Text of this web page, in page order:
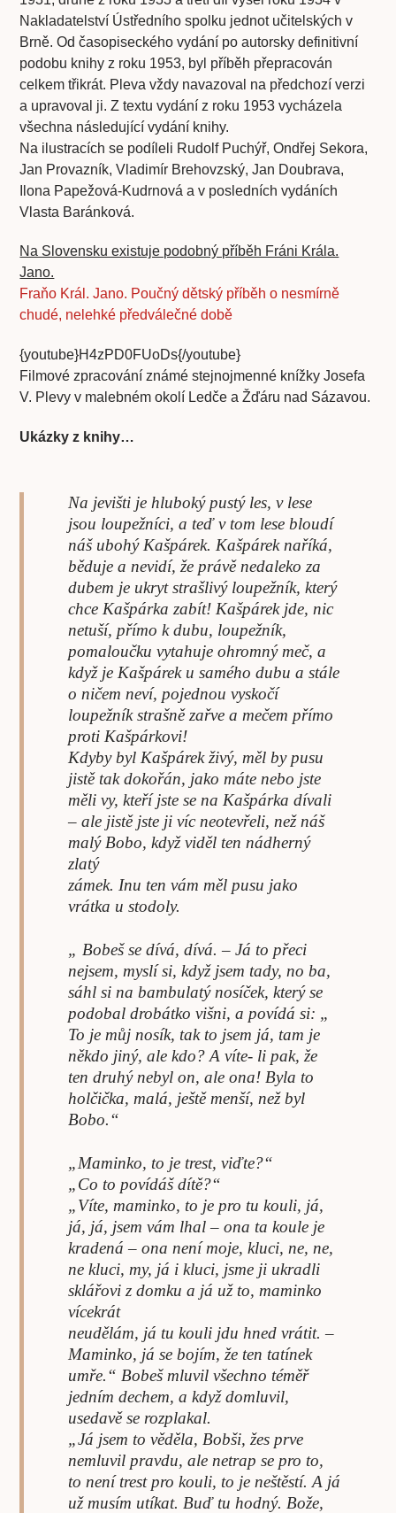
Nakladatelství Ústředního spolku jednot učitelských v
Brně. Od časopiseckého vydání po autorsky definitivní
podobu knihy z roku 1953, byl příběh přepracován
celkem třikrát. Pleva vždy navazoval na předchozí verzi
a upravoval ji. Z textu vydání z roku 1953 vycházela
všechna následující vydání knihy.
Na ilustracích se podíleli Rudolf Puchýř, Ondřej Sekora,
Jan Provazník, Vladimír Brehovzský, Jan Doubrava,
Ilona Papežová-Kudrnová a v posledních vydáních
Vlasta Baránková.
Na Slovensku existuje podobný příběh Fráni Krála.
Jano.
Fraňo Král. Jano. Poučný dětský příběh o nesmírně
chudé, nelehké předválečné době
{youtube}H4zPD0FUoDs{/youtube}
Filmové zpracování známé stejnojmenné knížky Josefa
V. Plevy v malebném okolí Ledče a Žďáru nad Sázavou.
Ukázky z knihy…
Na jevišti je hluboký pustý les, v lese
jsou loupežníci, a teď v tom lese bloudí
náš ubohý Kašpárek. Kašpárek naříká,
běduje a nevidí, že právě nedaleko za
dubem je ukryt strašlivý loupežník, který
chce Kašpárka zabít! Kašpárek jde, nic
netuší, přímo k dubu, loupežník,
pomaloučku vytahuje ohromný meč, a
když je Kašpárek u samého dubu a stále
o ničem neví, pojednou vyskočí
loupežník strašně zařve a mečem přímo
proti Kašpárkovi!
Kdyby byl Kašpárek živý, měl by pusu
jistě tak dokořán, jako máte nebo jste
měli vy, kteří jste se na Kašpárka dívali
– ale jistě jste ji víc neotevřeli, než náš
malý Bobo, když viděl ten nádherný
zlatý
zámek. Inu ten vám měl pusu jako
vrátka u stodoly.
„ Bobeš se dívá, dívá. – Já to přeci
nejsem, myslí si, když jsem tady, no ba,
sáhl si na bambulatý nosíček, který se
podobal drobátko višni, a povídá si: „
To je můj nosík, tak to jsem já, tam je
někdo jiný, ale kdo? A víte- li pak, že
ten druhý nebyl on, ale ona! Byla to
holčička, malá, ještě menší, než byl
Bobo.“
„Maminko, to je trest, viďte?“
„Co to povídáš dítě?“
„Víte, maminko, to je pro tu kouli, já,
já, já, jsem vám lhal – ona ta koule je
kradená – ona není moje, kluci, ne, ne,
ne kluci, my, já i kluci, jsme ji ukradli
sklářovi z domku a já už to, maminko
vícekrát
neudělám, já tu kouli jdu hned vrátit. –
Maminko, já se bojím, že ten tatínek
umře.“ Bobeš mluvil všechno téměř
jedním dechem, a když domluvil,
usedavě se rozplakal.
„Já jsem to věděla, Bobši, žes prve
nemluvil pravdu, ale netrap se pro to,
to není trest pro kouli, to je neštěstí. A já
už musím utíkat. Buď tu hodný. Bože,